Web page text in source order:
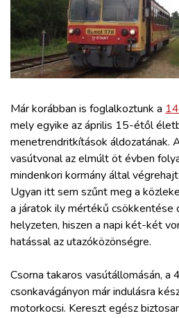
ZÖLDÚT
HAJÓZÁS
BLOG
ARCHÍVUM
WEBSHOP
BELÉPÉS
REGISZTRÁCIÓ
Már korábban is foglalkoztunk a
mely egyike az április 15-étől
menetrendritkítások áldozatának.
vasútvonal az elmúlt öt évben
mindenkori kormány által
Ugyan itt sem szűnt meg a
a járatok ily mértékű csökkentése
helyzeten, hiszen a napi két-két
hatással az utazóközönségre.
Csorna takaros vasútállomásán, a
csonkavágányon már indulásra
motorkocsi. Kereszt egész